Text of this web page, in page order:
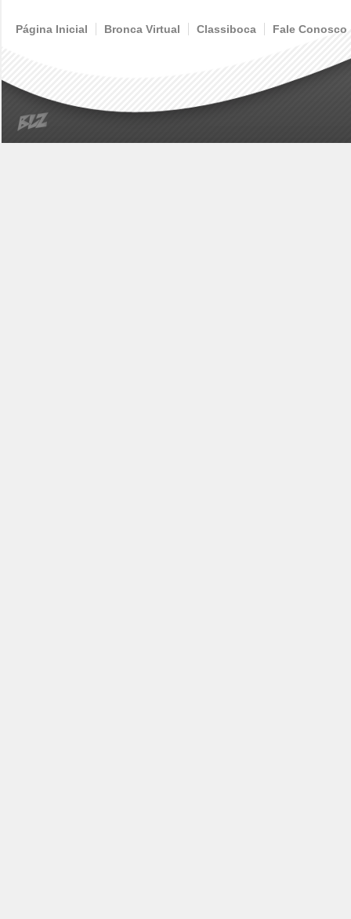
Página Inicial Bronca Virtual Classiboca Fale Conosco